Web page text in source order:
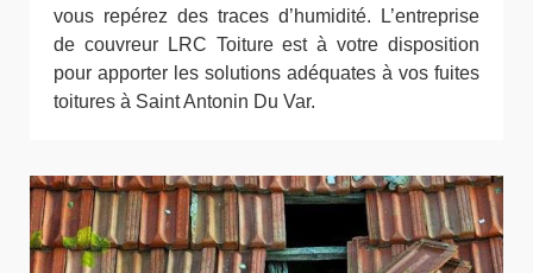
vous repérez des traces d’humidité. L’entreprise
de couvreur LRC Toiture est à votre disposition
pour apporter les solutions adéquates à vos fuites
toitures à Saint Antonin Du Var.